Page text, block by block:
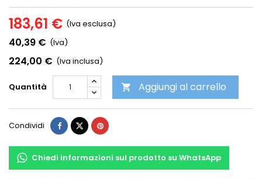
183,61 € (Iva esclusa)
40,39 € (Iva)
224,00 € (Iva inclusa)
Quantità  Aggiungi al carrello
Condividi
Chiedi informazioni sul prodotto su WhatsApp